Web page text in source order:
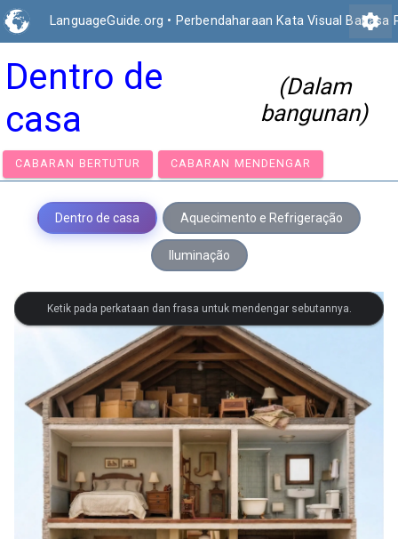
LanguageGuide.org • Perbendaharaan Kata Visual Bahasa
settings
Dentro de
casa
(Dalam
bangunan)
Dentro de casa Aquecimento e Refrigeração
Iluminação
Ketik pada perkataan dan frasa untuk mendengar sebutannya.